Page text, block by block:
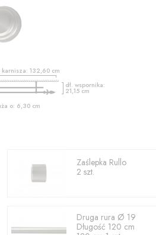
karnisza:132,60 cm
dł. wspornika:
21,15cm
o: 6,30 cm
Zaślepka Rullo
2 szt.
Druga rura Ø 19
Długość 120 cm